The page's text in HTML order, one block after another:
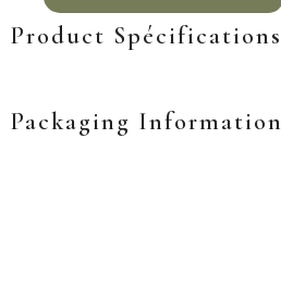
Product Spécifications
Packaging Information